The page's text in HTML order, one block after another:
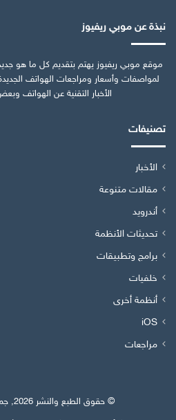
نبذة عن موبي ريفيوز
موقع موبي ريفيوز يهتم بتقديم كل ما هو
لمواصفات وأسعار ومراجعات الهواتف
الأخبار التقنية عن الهواتف
تصنيفات
الأخبار
مقالات متنوعة
أندرويد
تحديثات الأنظمة
برامج وتطبيقات
خلفيات
أنظمة أخرى
iOS
مراجعات
© حقوق الطبع والنشر 2026, جميع الحقوق محفوظة